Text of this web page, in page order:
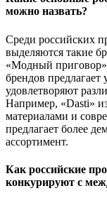
можно назвать?
Среди российских
выделяются такие
«Модный
брендов
удовлетворяют
Например, «Dasti»
материалами и
предлагает более
ассортимент.
Как российские
конкурируют с